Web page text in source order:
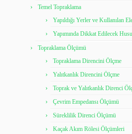
Temel Topraklama
Yapıldığı Yerler ve Kullanılan
Yapımında Dikkat Edilecek
Topraklama Ölçümü
Topraklama Direncini Ölçme
Yalıtkanlık Direncini Ölçme
Toprak ve Yalıtkanlık Direnci
Çevrim Empedansı Ölçümü
Süreklilik Direnci Ölçümü
Kaçak Akım Rölesi Ölçümleri